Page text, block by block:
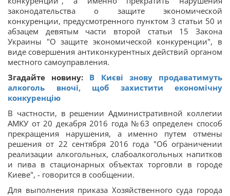
законодательства о защите экономической
конкуренции, предусмотренного пунктом 3 статьи 50 и
абзацем девятым части второй статьи 15 Закона
Украины "О защите экономической конкуренции", в
виде совершения антиконкурентных действий органом
местного самоуправления.
Згадайте новину: В Києві знову продaвaтимуть
aлкоголь вночі, щоб захистити економічну
конкуренцію
В частности, в решении Административной коллегии
АМКУ от 20 декабря 2016 года №63 определен способ
прекращения нарушения, а именно путем отмены
решения от 22 сентября 2016 года "Об ограничении
реализации алкогольных, слабоалкогольных напитков
и пива в стационарных объектах торговли в городе
Киеве", - говорится в сообщении.
Для выполнения приказа Хозяйственного суда города